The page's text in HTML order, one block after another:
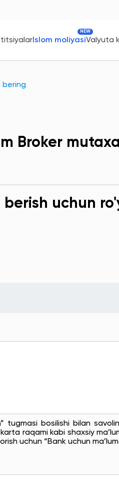
Islom moliyasi
NEW
Valyuta
bering
Broker
berish uchun
tugmasi bosilishi bilan
raqami kabi shaxsiy
uchun “Bank uchun